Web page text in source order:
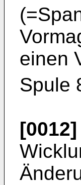
einen
Spule
[0012]